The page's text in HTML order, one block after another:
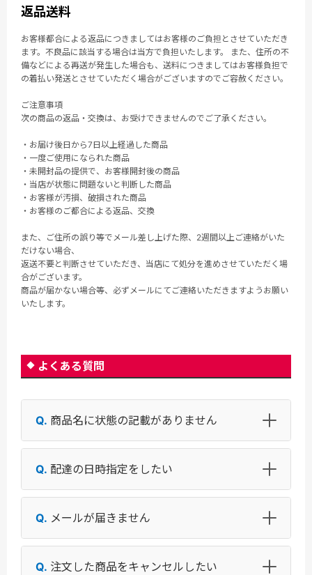
返品送料
お客様都合による返品につきましてはお客様のご負担とさせていただき
ます。不良品に該当する場合は当方で負担いたします。 また、住所の不
備などによる再送が発生した場合も、送料につきましてはお客様負担で
の着払い発送とさせていただく場合がございますのでご容赦ください。
ご注意事項
次の商品の返品・交換は、お受けできませんのでご了承ください。
・お届け後日から7日以上経過した商品
・一度ご使用になられた商品
・未開封品の提供で、お客様開封後の商品
・当店が状態に問題ないと判断した商品
・お客様が汚損、破損された商品
・お客様のご都合による返品、交換
また、ご住所の誤り等でメール差し上げた際、2週間以上ご連絡がいた
だけない場合、
返送不要と判断させていただき、当店にて処分を進めさせていただく場
合がございます。
商品が届かない場合等、必ずメールにてご連絡いただきますようお願い
いたします。
よくある質問
商品名に状態の記載がありません
配達の日時指定をしたい
メールが届きません
注文した商品をキャンセルしたい